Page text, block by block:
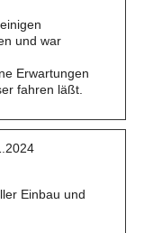
und war
Erwartungen
fahren läßt.
Einbau und